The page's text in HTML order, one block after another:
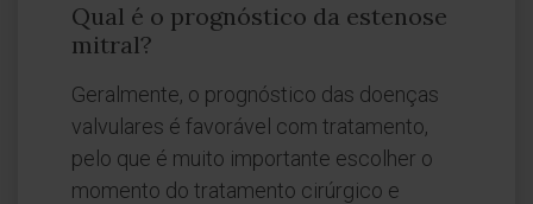
Qual é o prognóstico da estenose
mitral?
Geralmente, o prognóstico das doenças
valvulares é favorável com tratamento,
pelo que é muito importante escolher o
momento do tratamento cirúrgico e